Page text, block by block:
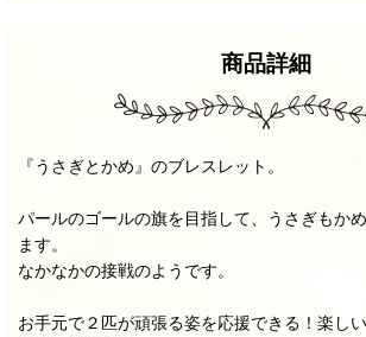
商品詳細
『うさぎとかめ』のブレスレット。
パールのゴールの旗を目指して、うさぎもか
ます。
なかなかの接戦のようです。
お手元で２匹が頑張る姿を応援できる！楽し